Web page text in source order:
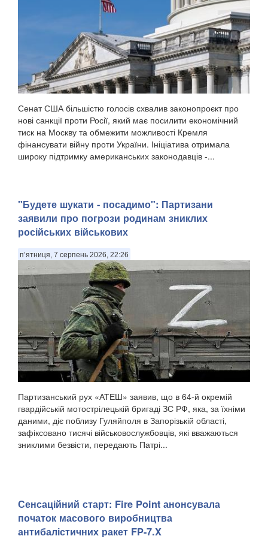
Сенат США більшістю голосів схвалив законопроєкт про
нові санкції проти Росії, який має посилити економічний
тиск на Москву та обмежити можливості Кремля
фінансувати війну проти України. Ініціатива отримала
широку підтримку американських законодавців -...
"Будете шукати - посадимо": Партизани
заявили про погрози родинам зниклих
російських військових
п’ятниця, 7 серпень 2026, 22:26
Партизанський рух «АТЕШ» заявив, що в 64-й окремій
гвардійській мотострілецькій бригаді ЗС РФ, яка, за їхніми
даними, діє поблизу Гуляйполя в Запорізькій області,
зафіксовано тисячі військовослужбовців, які вважаються
зниклими безвісти, передають Патрі...
Сенсаційний старт: Fire Point анонсувала
початок масового виробництва
антибалістичних ракет FP-7.X